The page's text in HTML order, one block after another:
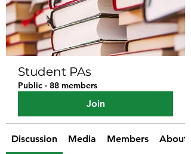
Student PAs
Public · 88 members
Join
Discussion Media Members About